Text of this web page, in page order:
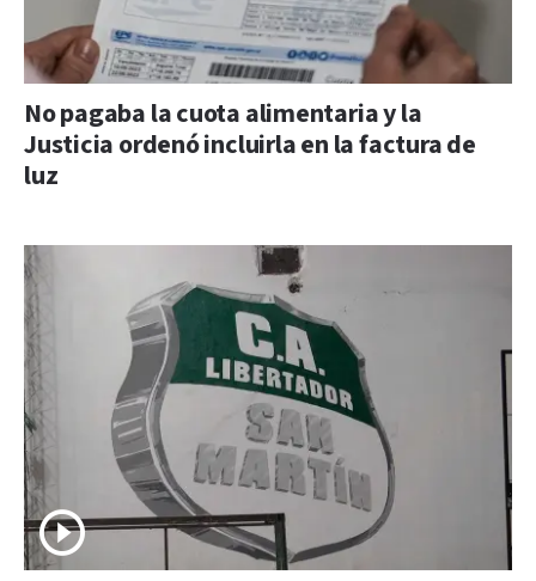
No pagaba la cuota alimentaria y la
Justicia ordenó incluirla en la factura de
luz